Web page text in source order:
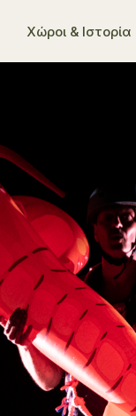
Χώροι & Ιστορία